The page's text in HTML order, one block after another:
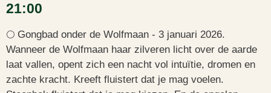
21:00
🌕 Gongbad onder de Wolfmaan - 3 januari 2026.
Wanneer de Wolfmaan haar zilveren licht over de aarde
laat vallen, opent zich een nacht vol intuïtie, dromen en
zachte kracht. Kreeft fluistert dat je mag voelen.